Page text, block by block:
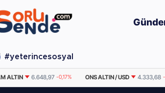
#yeterincesosyal
ALTIN 6.648,97 -0,17% ONS ALTIN / USD 4.333,68